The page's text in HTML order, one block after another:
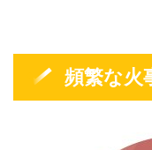
頻繁な火